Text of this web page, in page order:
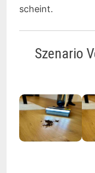
scheint.
Szenario